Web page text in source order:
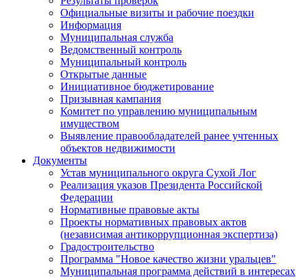
Официальные визиты и рабочие поездки
Информация
Муниципальная служба
Ведомственный контроль
Муниципальный контроль
Открытые данные
Инициативное бюджетирование
Призывная кампания
Комитет по управлению муниципальным
имуществом
Выявление правообладателей ранее учтенных
объектов недвижимости
Документы
Устав муниципального округа Сухой Лог
Реализация указов Президента Российской
Федерации
Нормативные правовые акты
Проекты нормативных правовых актов
(независимая антикоррупционная экспертиза)
Градостроительство
Программа "Новое качество жизни уральцев"
Муниципальная программа действий в интересах